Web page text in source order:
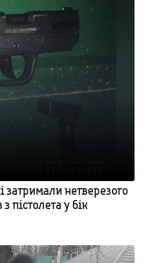
затримали нетверезого
пістолета у бік